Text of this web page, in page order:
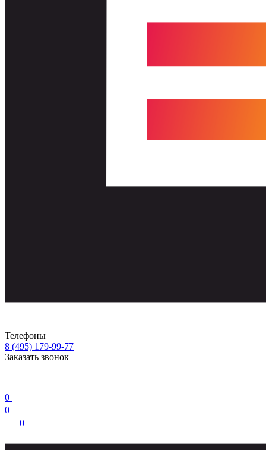
Телефоны
8 (495) 179-99-77
Заказать звонок
0
0
0